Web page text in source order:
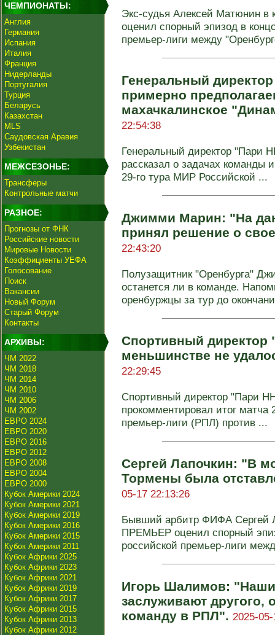
ЧЕМПИОНАТЫ:
Англия
Германия
Испания
Италия
Франция
Нидерланды
Португалия
Турция
Беларусь
Казахстан
MLS
Саудовская Аравия
Узбекистан
МЕЖСЕЗОНЬЕ:
Трансферы
Контрольные матчи
РАЗНОЕ:
Прогнозы от ФНК
Российские новости
Мировые Новости
Коэффициенты УЕФА
Голосование
Поиск
Вакансии
Новый Форум
Старый Форум
Контакты
АРХИВЫ:
ЧМ 2022
ЧМ 2018
ЧМ 2014
ЧМ 2010
ЧМ 2006
ЧМ 2002
ЕВРО 2024
ЕВРО 2020
ЕВРО 2016
ЕВРО 2012
ЕВРО 2008
ЕВРО 2004
ЕВРО 2000
Кубок Америки 2024
Кубок Америки 2021
Кубок Америки 2019
Кубок Америки 2016
Кубок Америки 2015
Кубок Америки 2011
Кубок Африки 2025
Кубок Африки 2023
Кубок Африки 2021
Кубок Африки 2019
Кубок Африки 2017
Кубок Африки 2015
Кубок Африки 2013
Кубок Африки 2012
Экс-судья Алексей Матюнин в
оценил спорный эпизод в
премьер-лиги между
Генеральный
примерно
махачкалинское
22:54:38
Генеральный директор "Пари
рассказал о задачах команды
29‑го тура МИР Российской ...
Джимми Марин: "На
принял решение о
22:43:20
Полузащитник "Оренбурга"
останется ли в команде.
оренбуржцы за тур до
Спортивный
меньшинстве не
22:29:45
Спортивный директор "Пари
прокомментировал итог матча
премьер‑лиги (РПЛ) против ...
Сергей Лапочкин: "В
Тормены была
05-17 22:13:26
Бывший арбитр ФИФА Сергей
ПРЕМЬЕР оценил спорный
российской премьер-лиги
Игорь Шалимов:
заслуживают другого,
команду в РПЛ". 2025-